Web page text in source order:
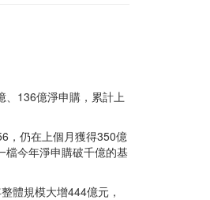
、136億淨申購，累計上
，仍在上個月獲得350億
檔今年淨申購破千億的基
體規模大增444億元，